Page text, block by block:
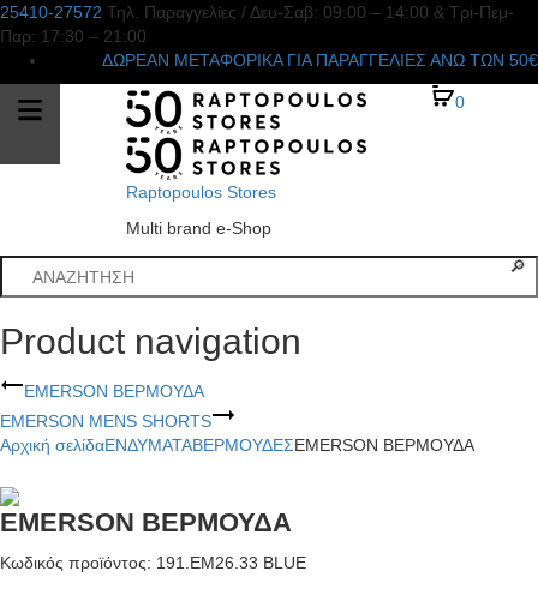
25410-27572 Τηλ. Παραγγελίες / Δευ-Σαβ: 09:00 – 14:00 & Τρi-Πεμ-
Παρ: 17:30 – 21:00
ΔΩΡΕΑΝ ΜΕΤΑΦΟΡΙΚΑ ΓΙΑ ΠΑΡΑΓΓΕΛΙΕΣ ΑΝΩ ΤΩΝ 50€
Raptopoulos Stores
Multi brand e-Shop
0
Product navigation
EMERSON ΒΕΡΜΟΥΔΑ
EMERSON MENS SHORTS
Αρχική σελίδαΕΝΔΥΜΑΤΑΒΕΡΜΟΥΔΕΣEMERSON ΒΕΡΜΟΥΔΑ
EMERSON ΒΕΡΜΟΥΔΑ
Κωδικός προϊόντος: 191.EM26.33 BLUE